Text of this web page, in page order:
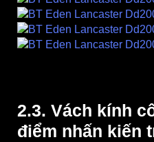
2.3. Vách kính
điểm nhấn kiến